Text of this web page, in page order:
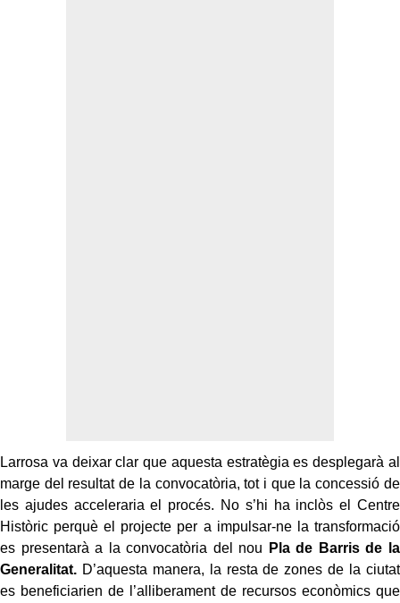
Larrosa va deixar clar que aquesta estratègia es desplegarà al
marge del resultat de la convocatòria, tot i que la concessió de
les ajudes acceleraria el procés. No s’hi ha inclòs el Centre
Històric perquè el projecte per a impulsar-ne la transformació
es presentarà a la convocatòria del nou
Pla de Barris de la
Generalitat. D’aquesta manera, la resta de zones de la ciutat
es beneficiarien de l’alliberament de recursos econòmics que